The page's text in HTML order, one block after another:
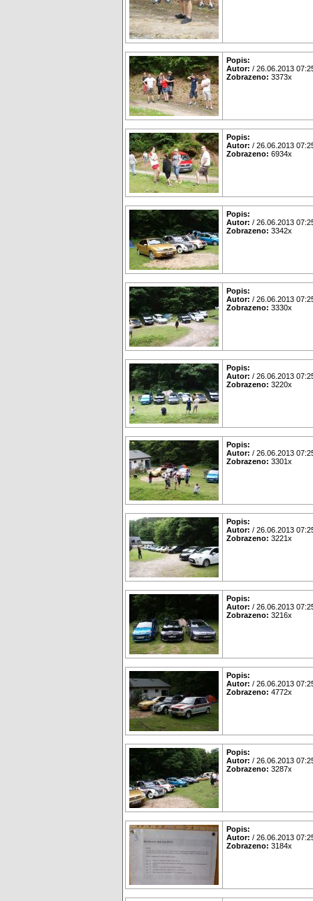
Popis:
Autor: / 26.06.2013
Zobrazeno: 3373x
Popis:
Autor: / 26.06.2013
Zobrazeno: 6934x
Popis:
Autor: / 26.06.2013
Zobrazeno: 3342x
Popis:
Autor: / 26.06.2013
Zobrazeno: 3330x
Popis:
Autor: / 26.06.2013
Zobrazeno: 3220x
Popis:
Autor: / 26.06.2013
Zobrazeno: 3301x
Popis:
Autor: / 26.06.2013
Zobrazeno: 3221x
Popis:
Autor: / 26.06.2013
Zobrazeno: 3216x
Popis:
Autor: / 26.06.2013
Zobrazeno: 4772x
Popis:
Autor: / 26.06.2013
Zobrazeno: 3287x
Popis:
Autor: / 26.06.2013
Zobrazeno: 3184x